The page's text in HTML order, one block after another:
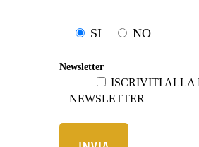
SI NO
Newsletter
ISCRIVITI ALLA
NEWSLETTER